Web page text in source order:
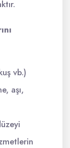
vb.)
aşı,